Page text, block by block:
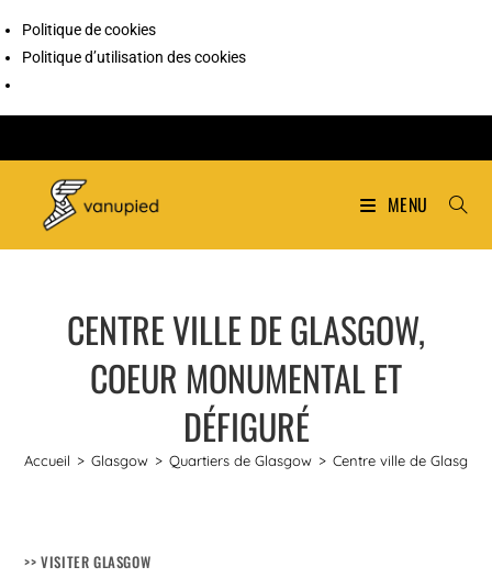
Politique de cookies
Politique d’utilisation des cookies
MENU
CENTRE VILLE DE GLASGOW,
COEUR MONUMENTAL ET
DÉFIGURÉ
Accueil > Glasgow > Quartiers de Glasgow > Centre ville de
>> VISITER GLASGOW